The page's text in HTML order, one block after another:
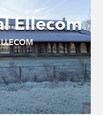
Ellecom